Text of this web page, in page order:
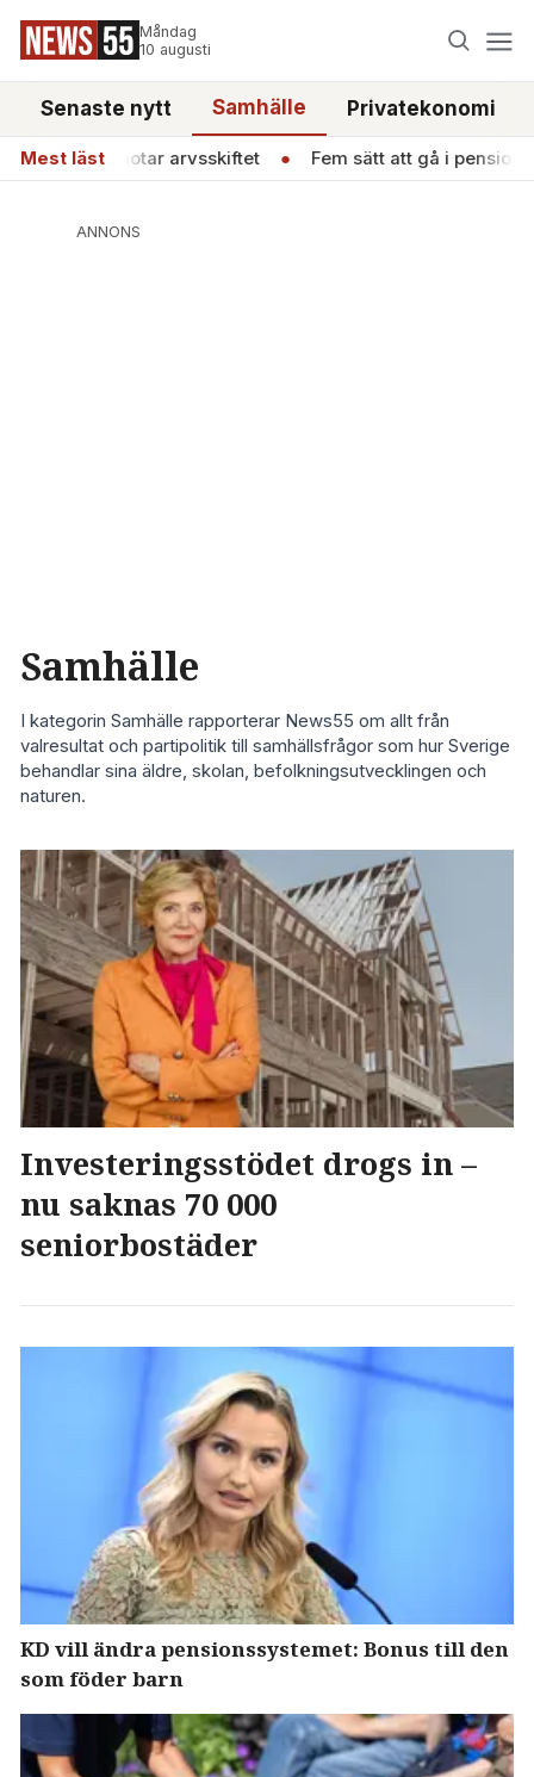
Måndag
10 augusti
Senaste nytt Samhälle Privatekonomi
Mest läst
hotar arvsskiftet ● Fem sätt att gå i pension före 67 –
ANNONS
Samhälle
I kategorin Samhälle rapporterar News55 om allt från
valresultat och partipolitik till samhällsfrågor som hur Sverige
behandlar sina äldre, skolan, befolkningsutvecklingen och
naturen.
Investeringsstödet drogs in –
nu saknas 70 000
seniorbostäder
KD vill ändra pensionssystemet: Bonus till den
som föder barn